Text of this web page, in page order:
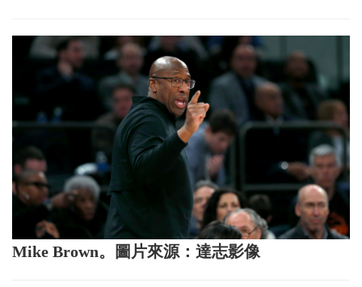
Mike Brown。圖片來源：達志影像